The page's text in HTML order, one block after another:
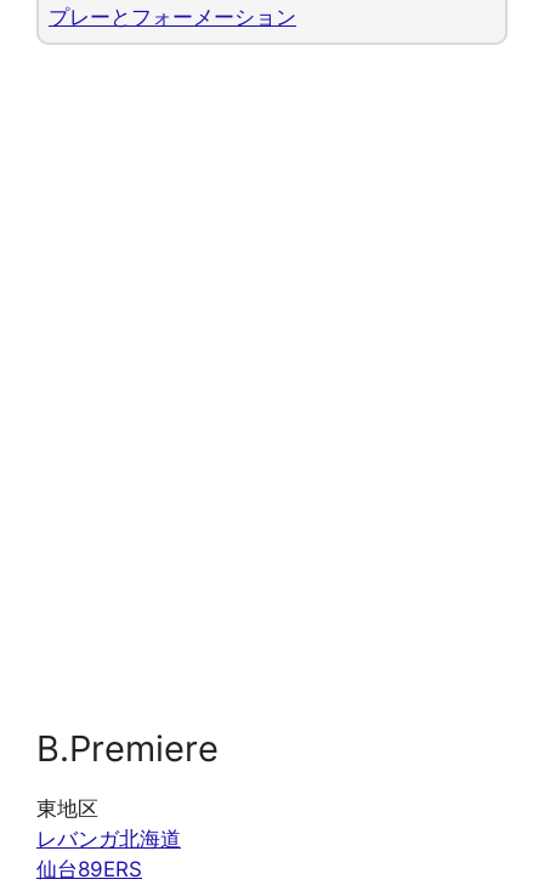
プレーとフォーメーション
B.Premiere
東地区
レバンガ北海道
仙台89ERS